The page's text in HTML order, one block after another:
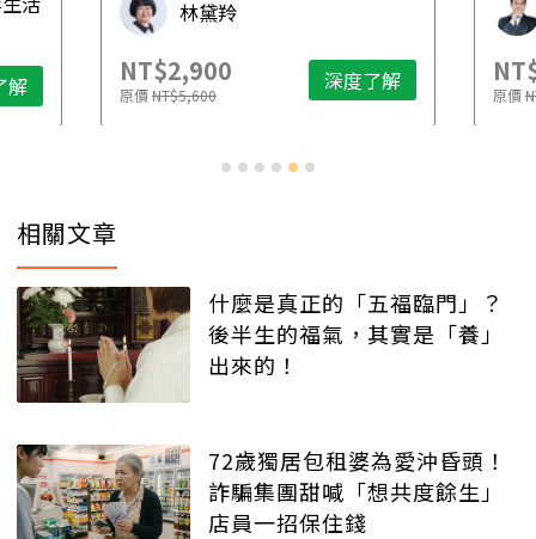
解
林黛羚
NT$2,900
原價NT$5,600 深度了解 原價
相關文章
什麼是真正的「五福臨門」？
後半生的福氣，其實是「養」
出來的！
72歲獨居包租婆為愛沖昏頭！
詐騙集團甜喊「想共度餘生」
店員一招保住錢